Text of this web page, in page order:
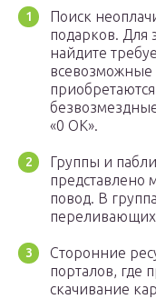
Поиск
подарков. Для
найдите
всевозможные
«0 ОК».
Группы и
представлено
повод. В
Сторонние
порталов, где
скачивание